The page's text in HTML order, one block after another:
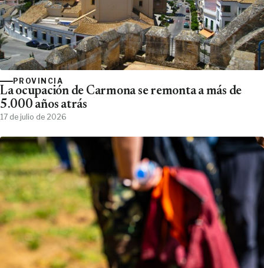
PROVINCIA
La ocupación de Carmona se remonta a más de
5.000 años atrás
17 de julio de 2026